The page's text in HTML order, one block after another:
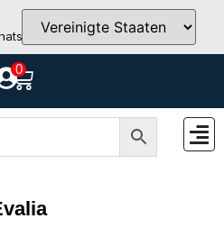
info@teutschtech.com
0